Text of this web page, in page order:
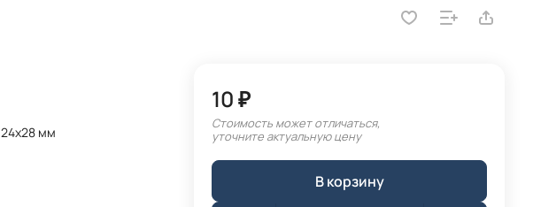
24х28 мм
10 ₽
Стоимость может отличаться,
уточните актуальную цену
В корзину